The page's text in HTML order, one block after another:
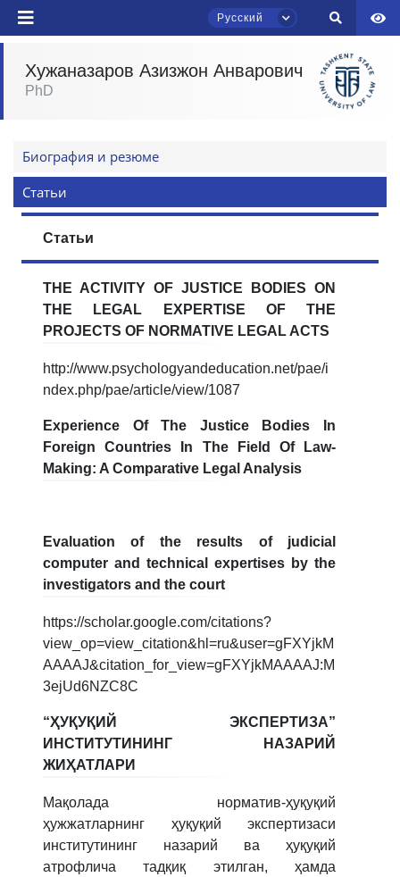
Русский
Ваше имя и фамилия
Почта
Хужаназаров Азизжон Анварович
PhD
Биография и резюме
Статьи
Статьи
THE ACTIVITY OF JUSTICE BODIES ON
THE LEGAL EXPERTISE OF THE
PROJECTS OF NORMATIVE LEGAL ACTS
http://www.psychologyandeducation.net/pae/i
ndex.php/pae/article/view/1087
Experience Of The Justice Bodies In
Foreign Countries In The Field Of Law-
Making: A Comparative Legal Analysis
Evaluation of the results of judicial
computer and technical expertises by the
investigators and the court
https://scholar.google.com/citations?
view_op=view_citation&hl=ru&user=gFXYjkM
AAAAJ&citation_for_view=gFXYjkMAAAAJ:M
3ejUd6NZC8C
“ҲУҚУҚИЙ ЭКСПЕРТИЗА”
ИНСТИТУТИНИНГ НАЗАРИЙ
ЖИҲАТЛАРИ
Мақолада норматив-ҳуқуқий
ҳужжатларнинг ҳуқуқий экспертизаси
институтининг назарий ва ҳуқуқий
атрофлича тадқиқ этилган, ҳамда
Здравствуйте! Добро пожаловать в чат
приёмной комиссии ТГЮУ.
вопросам приёма.
Выберите тему — затем появятся
конкретные вопросы:
1. Документы (бакалавр) (5)
4. Собеседование (магистр) (5)